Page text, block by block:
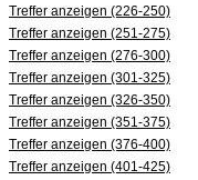
Treffer anzeigen (226-250)
Treffer anzeigen (251-275)
Treffer anzeigen (276-300)
Treffer anzeigen (301-325)
Treffer anzeigen (326-350)
Treffer anzeigen (351-375)
Treffer anzeigen (376-400)
Treffer anzeigen (401-425)